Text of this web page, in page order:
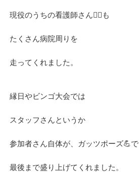
現役のうちの看護師さん👩‍⚕️も
たくさん病院周りを
走ってくれました。
縁日やビンゴ大会では
スタッフさんというか
参加者さん自体が、ガッツポーズ💪で
最後まで盛り上げてくれました。